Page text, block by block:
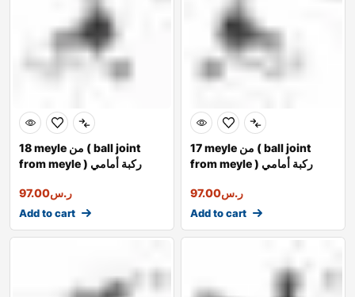
18 meyle من ( ball joint
from meyle ) ركبة أمامي
ر.س97.00
Add to cart
17 meyle من ( ball joint
from meyle ) ركبة أمامي
ر.س97.00
Add to cart